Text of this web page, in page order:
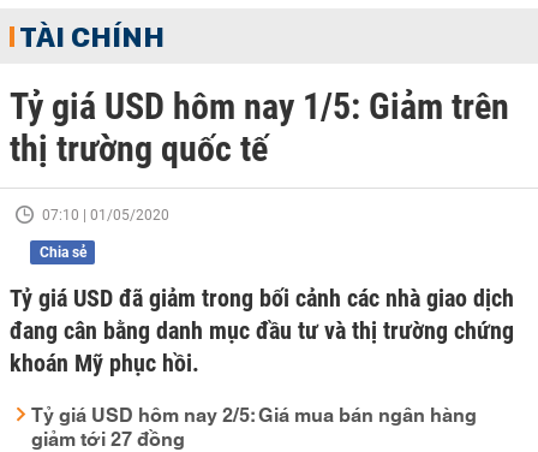
TÀI CHÍNH
Tỷ giá USD hôm nay 1/5: Giảm trên
thị trường quốc tế
07:10 | 01/05/2020
Chia sẻ
Tỷ giá USD đã giảm trong bối cảnh các nhà giao dịch
đang cân bằng danh mục đầu tư và thị trường chứng
khoán Mỹ phục hồi.
Tỷ giá USD hôm nay 2/5: Giá mua bán ngân hàng
giảm tới 27 đồng